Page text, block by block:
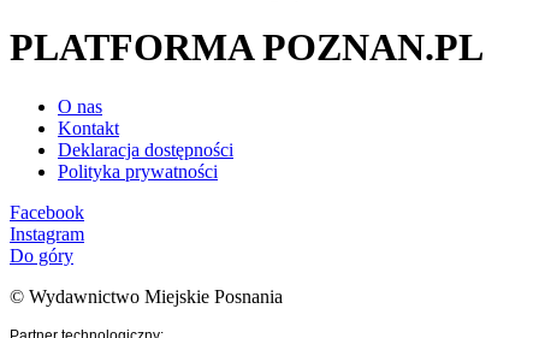
PLATFORMA POZNAN.PL
O nas
Kontakt
Deklaracja dostępności
Polityka prywatności
Facebook
Instagram
Do góry
© Wydawnictwo Miejskie Posnania